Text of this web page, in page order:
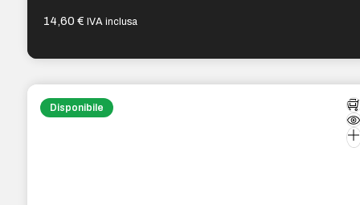
14,60€ IVA inclusa
Disponibile